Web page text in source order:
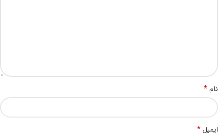
نام*
ایمیل *